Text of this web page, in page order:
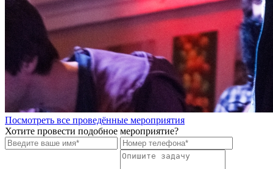
Посмотреть все проведённые мероприятия
Хотите провести подобное мероприятие?